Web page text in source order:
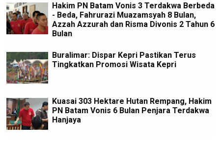
Hakim PN Batam Vonis 3 Terdakwa Berbeda
- Beda, Fahrurazi Muazamsyah 8 Bulan,
Azzah Azzurah dan Risma Divonis 2 Tahun 6
Bulan
Buralimar: Dispar Kepri Pastikan Terus
Tingkatkan Promosi Wisata Kepri
Kuasai 303 Hektare Hutan Rempang, Hakim
PN Batam Vonis 6 Bulan Penjara Terdakwa
Hanjaya